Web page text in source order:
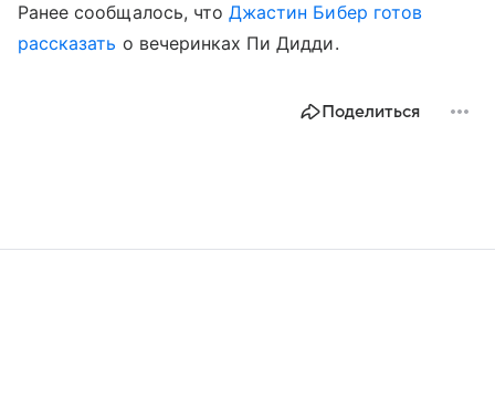
Ранее сообщалось, чтоДжастин Бибер готов
рассказать о вечеринках Пи Дидди.
Поделиться